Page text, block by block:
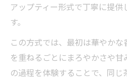
アップティー形式で丁寧に提
す。
この方式では、最初は華やか
を重ねるごとにまろやかさや甘
の過程を体験することで、同